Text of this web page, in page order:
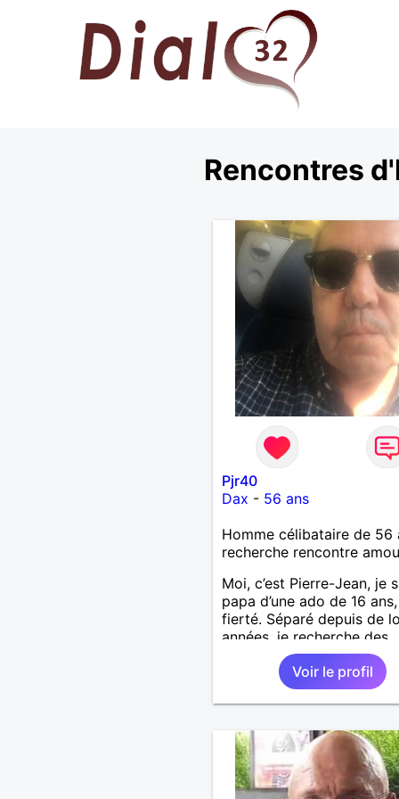
Rencontres
Pjr40
Dax - 56 ans
Homme célibataire de 56
recherche rencontre
Moi, c’est Pierre-Jean, je
papa d’une ado de 16
fierté. Séparé depuis de
années, je recherche des
affinités amicales afin de
rompre une solitude
difficile à gérer ainsi que
le vague à l’âme. L’amitié
yeux mais peut se
des sentiments plus
« Le temps fera son
Voir le profil